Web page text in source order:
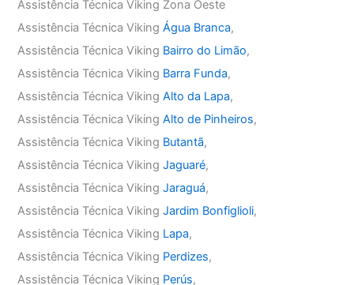
Assistência Técnica Viking Zona Oeste
Assistência Técnica VikingÁgua Branca,
Assistência Técnica Viking Bairro do Limão,
Assistência Técnica Viking Barra Funda,
Assistência Técnica VikingAlto da Lapa,
Assistência Técnica VikingAlto de Pinheiros,
Assistência Técnica Viking Butantã,
Assistência Técnica VikingJaguaré,
Assistência Técnica VikingJaraguá,
Assistência Técnica VikingJardim Bonfiglioli,
Assistência Técnica Viking Lapa,
Assistência Técnica Viking Perdizes,
Assistência Técnica Viking Perús,